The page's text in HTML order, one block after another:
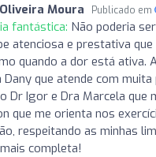
Moura Publicado em
fantástica: Não poderia
atenciosa e prestativa
quando a dor está ativa.
Dany que atende com
Dr Igor e Dra Marcela que
que me orienta nos
respeitando as minhas
completa!